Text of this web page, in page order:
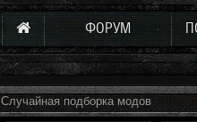
ФОРУМ
Случайная подборка модов